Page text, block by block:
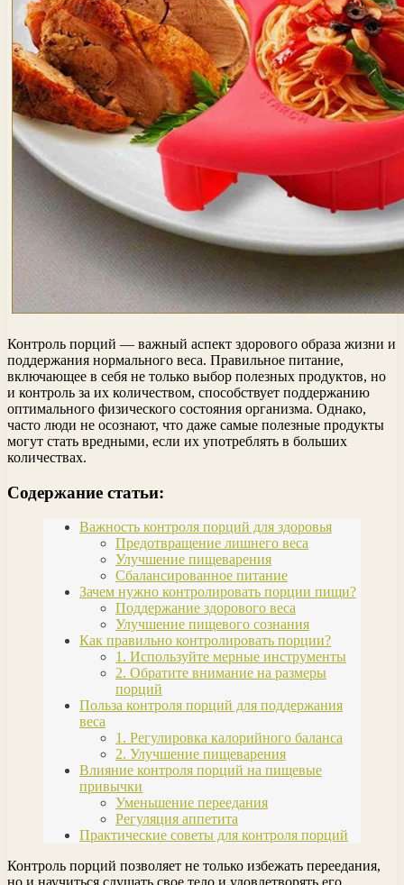
Контроль порций — важный аспект здорового образа жизни и
поддержания нормального веса. Правильное питание,
включающее в себя не только выбор полезных продуктов, но
и контроль за их количеством, способствует поддержанию
оптимального физического состояния организма. Однако,
часто люди не осознают, что даже самые полезные продукты
могут стать вредными, если их употреблять в больших
количествах.
Содержание статьи:
Важность контроля порций для здоровья
Предотвращение лишнего веса
Улучшение пищеварения
Сбалансированное питание
Зачем нужно контролировать порции пищи?
Поддержание здорового веса
Улучшение пищевого сознания
Как правильно контролировать порции?
1. Используйте мерные инструменты
2. Обратите внимание на размеры
порций
Польза контроля порций для поддержания
веса
1. Регулировка калорийного баланса
2. Улучшение пищеварения
Влияние контроля порций на пищевые
привычки
Уменьшение переедания
Регуляция аппетита
Практические советы для контроля порций
Контроль порций позволяет не только избежать переедания,